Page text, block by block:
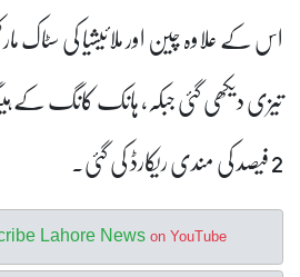
اس کے علاوہ چین اور ملائیشیا کی سٹاک
تیزی دیکھی گئی جبکہ، ہانک کانگ
2 فیصد کی مندی ریکارڈ کی گئی۔
Lahore News on YouTube